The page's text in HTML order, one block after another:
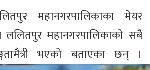
महानगरपालिकाका मेयर
ललितपुर महानगरपालिकाको सबै
भएको बताएका छन् ।